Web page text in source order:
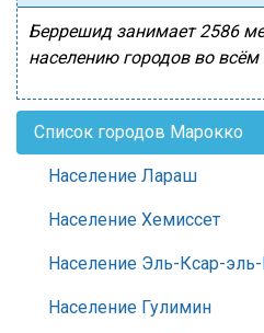
Беррешид занимает 2586
населению городов во
Список городов Марокко
Население Лараш
Население Хемиссет
Население Эль-Ксар-
Население Гулимин